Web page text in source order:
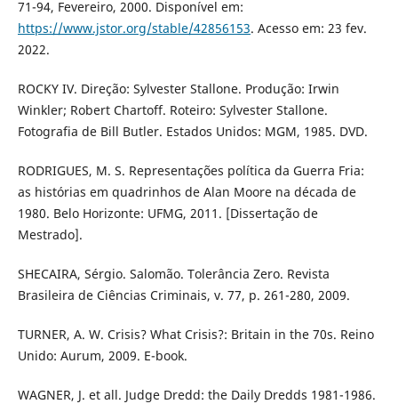
71-94, Fevereiro, 2000. Disponível em:
https://www.jstor.org/stable/42856153. Acesso em: 23 fev.
2022.
ROCKY IV. Direção: Sylvester Stallone. Produção: Irwin
Winkler; Robert Chartoff. Roteiro: Sylvester Stallone.
Fotografia de Bill Butler. Estados Unidos: MGM, 1985. DVD.
RODRIGUES, M. S. Representações política da Guerra Fria:
as histórias em quadrinhos de Alan Moore na década de
1980. Belo Horizonte: UFMG, 2011. [Dissertação de
Mestrado].
SHECAIRA, Sérgio. Salomão. Tolerância Zero. Revista
Brasileira de Ciências Criminais, v. 77, p. 261-280, 2009.
TURNER, A. W. Crisis? What Crisis?: Britain in the 70s. Reino
Unido: Aurum, 2009. E-book.
WAGNER, J. et all. Judge Dredd: the Daily Dredds 1981-1986.